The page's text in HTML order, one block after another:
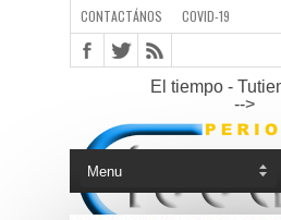
CONTACTÁNOS COVID-19
El tiempo -
-->